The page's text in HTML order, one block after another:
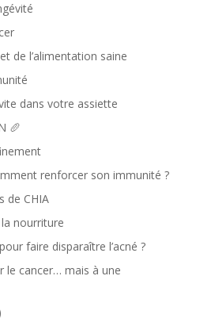
de l’alimentation saine
dans votre assiette
🥖
renforcer son immunité ?
de CHIA
nourriture
faire disparaître l’acné ?
le cancer… mais à une